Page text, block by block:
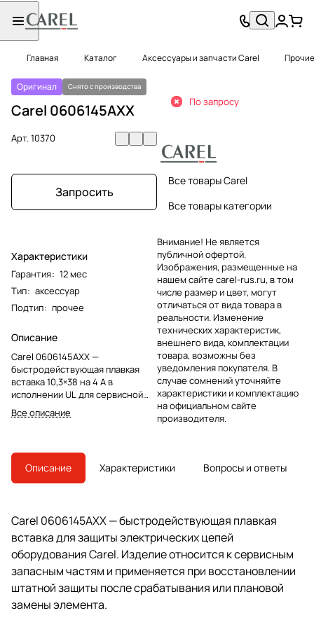
Главная Каталог Аксессуары и запчасти Carel
Оригинал Снято с производства
Carel 0606145AXX
Арт.10370
Запросить
Характеристики
Гарантия: 12 мес
Тип: аксессуар
Подтип: прочее
Описание
Carel 0606145AXX —
быстродействующая плавкая
вставка 10,3×38 на 4 A в
исполнении UL для сервисной
замены в электрических цепях
оборудования Carel.
Все описание
По запросу
Все товары Carel
Все товары категории
Внимание! Не является
публичной офертой.
Изображения, размещенные на
нашем сайте carel-rus.ru, в том
числе размер и цвет, могут
отличаться от вида товара в
реальности. Изменение
технических характеристик,
внешнего вида, комплектации
товара, возможны без
уведомления покупателя. В
случае сомнений уточняйте
характеристики и комплектацию
на официальном сайте
производителя.
Описание Характеристики Вопросы и ответы
Carel 0606145AXX — быстродействующая плавкая
вставка для защиты электрических цепей
оборудования Carel. Изделие относится к сервисным
запасным частям и применяется при восстановлении
штатной защиты после срабатывания или плановой
замены элемента.